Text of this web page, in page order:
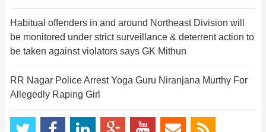
Habitual offenders in and around Northeast Division will
be monitored under strict surveillance & deterrent action to
be taken against violators says GK Mithun
RR Nagar Police Arrest Yoga Guru Niranjana Murthy For
Allegedly Raping Girl